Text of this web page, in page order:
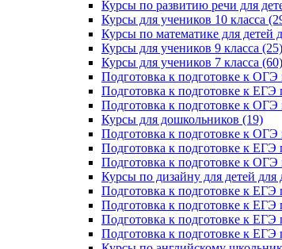
Курсы по развитию речи для
Курсы для учеников 10 класса
Курсы по математике для детей
Курсы для учеников 9 класса (25)
Курсы для учеников 7 класса (60)
Подготовка к подготовке к
Подготовка к подготовке к ЕГЭ
Подготовка к подготовке к ОГЭ
Курсы для дошкольников (19)
Подготовка к подготовке к ОГЭ
Подготовка к подготовке к
Подготовка к подготовке к
Курсы по дизайну для детей для
Подготовка к подготовке к ЕГЭ
Подготовка к подготовке к ЕГЭ
Подготовка к подготовке к ЕГЭ
Подготовка к подготовке к